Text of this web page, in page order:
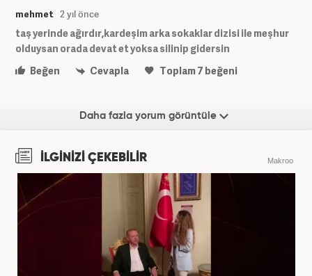
mehmet 2 yıl önce
taş yerinde ağırdır,kardeşim arka sokaklar dizisi ile meşhur
olduysan orada devat et yoksa silinip gidersin
Beğen
Cevapla Toplam7 beğeni
Daha fazla yorum görüntüle
İLGİNİZİ ÇEKEBİLİR Makroo